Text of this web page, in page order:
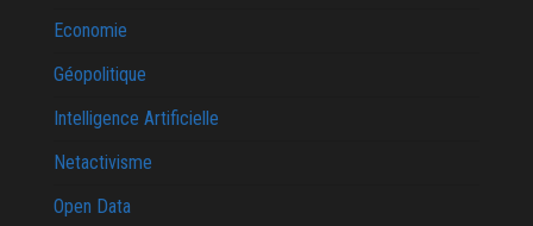
Economie
Géopolitique
Intelligence Artificielle
Netactivisme
Open Data